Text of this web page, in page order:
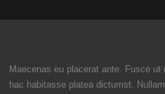
Maecenas eu placerat ante. Fusce
hac habitasse platea dictumst.